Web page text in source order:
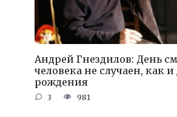
Андрей Гнездилов: День
человека не случаен, как и
рождения
3 981